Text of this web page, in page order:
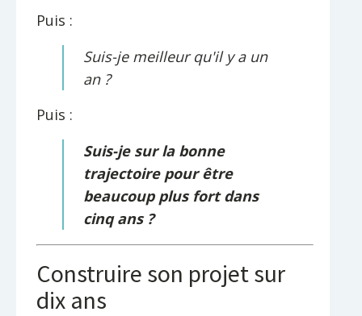
Puis :
Suis-je meilleur qu'il y a un
an ?
Puis :
Suis-je sur la bonne
trajectoire pour être
beaucoup plus fort dans
cinq ans ?
Construire son projet sur
dix ans